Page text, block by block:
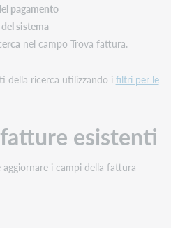
pagamento
sistema
nel campo Trova fattura.
della ricerca utilizzando i filtri per le
esistenti
aggiornare i campi della fattura